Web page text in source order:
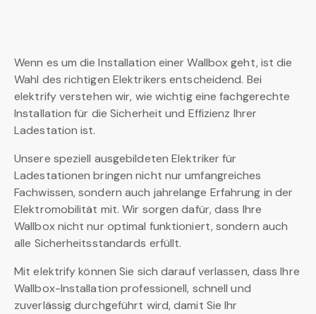
Wenn es um die Installation einer Wallbox geht, ist die
Wahl des richtigen Elektrikers entscheidend. Bei
elektrify verstehen wir, wie wichtig eine fachgerechte
Installation für die Sicherheit und Effizienz Ihrer
Ladestation ist.
Unsere speziell ausgebildeten Elektriker für
Ladestationen bringen nicht nur umfangreiches
Fachwissen, sondern auch jahrelange Erfahrung in der
Elektromobilität mit. Wir sorgen dafür, dass Ihre
Wallbox nicht nur optimal funktioniert, sondern auch
alle Sicherheitsstandards erfüllt.
Mit elektrify können Sie sich darauf verlassen, dass Ihre
Wallbox-Installation professionell, schnell und
zuverlässig durchgeführt wird, damit Sie Ihr